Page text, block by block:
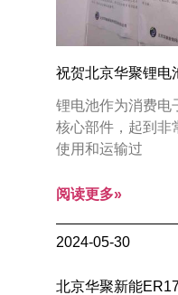
祝贺北京华聚锂电
锂电池作为消费电
核心部件，起到非
使用和运输过
阅读更多»
2024-05-30
北京华聚新能